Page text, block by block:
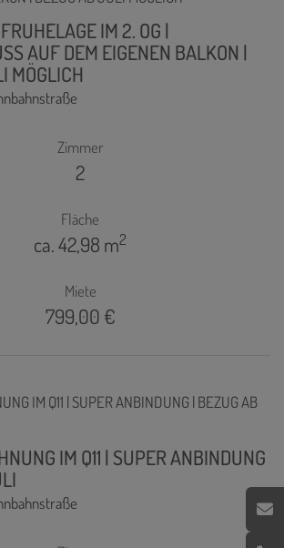
IM 2. OG |
AUF DEM EIGENEN BALKON |
MÖGLICH
Zimmer
2
Fläche
ca. 42,98 m2
Miete
799,00 €
IM Q11 | SUPER ANBINDUNG